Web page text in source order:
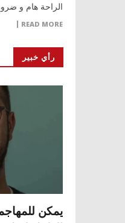
الراحة هام و
READ MORE
رأي خبير
يمكن